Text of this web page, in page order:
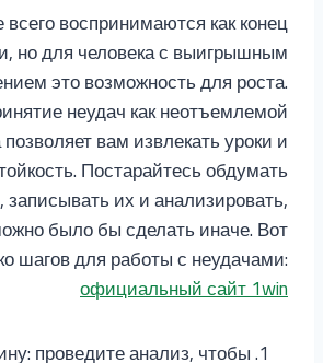
воспринимаются как конец
но для человека с выигрышным
это возможность для роста.
неудач как неотъемлемой
вам извлекать уроки и
Постарайтесь обдумать
их и анализировать,
было бы сделать иначе. Вот
шагов для работы с неудачами:
официальный сайт 1win
проведите анализ, чтобы